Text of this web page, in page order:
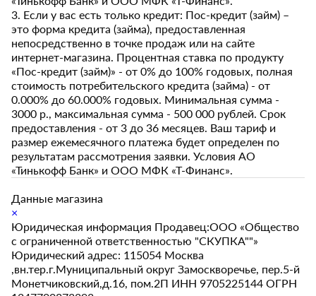
3. Если у вас есть только кредит: Пос-кредит (займ) –
это форма кредита (займа), предоставленная
непосредственно в точке продаж или на сайте
интернет-магазина. Процентная ставка по продукту
«Пос-кредит (займ)» - от 0% до 100% годовых, полная
стоимость потребительского кредита (займа) - от
0.000% до 60.000% годовых. Минимальная сумма -
3000 р., максимальная сумма - 500 000 рублей. Срок
предоставления - от 3 до 36 месяцев. Ваш тариф и
размер ежемесячного платежа будет определен по
результатам рассмотрения заявки. Условия АО
«Тинькофф Банк» и ООО МФК «Т-Финанс».
Данные магазина
×
Юридическая информация Продавец:ООО «Общество
с ограниченной ответственностью "СКУПКА""»
Юридический адрес: 115054 Москва
,вн.тер.г.Муниципальный округ Замоскворечье, пер.5-й
Монетчиковский,д.16, пом.2П ИНН 9705225144 ОГРН